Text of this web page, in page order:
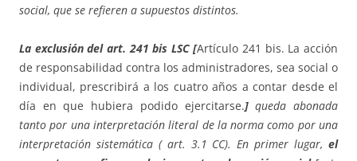
social, que se refieren a supuestos distintos.
La exclusión del art. 241 bis LSC [Artículo 241 bis. La acción
de responsabilidad contra los administradores, sea social o
individual, prescribirá a los cuatro años a contar desde el
día en que hubiera podido ejercitarse.]queda abonada
tanto por una interpretación literal de la norma como por una
interpretación sistemática ( art. 3.1 CC). En primer lugar, el